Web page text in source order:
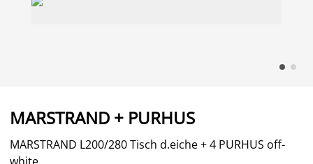
MARSTRAND + PURHUS
MARSTRAND L200/280 Tisch d.eiche + 4 PURHUS off-